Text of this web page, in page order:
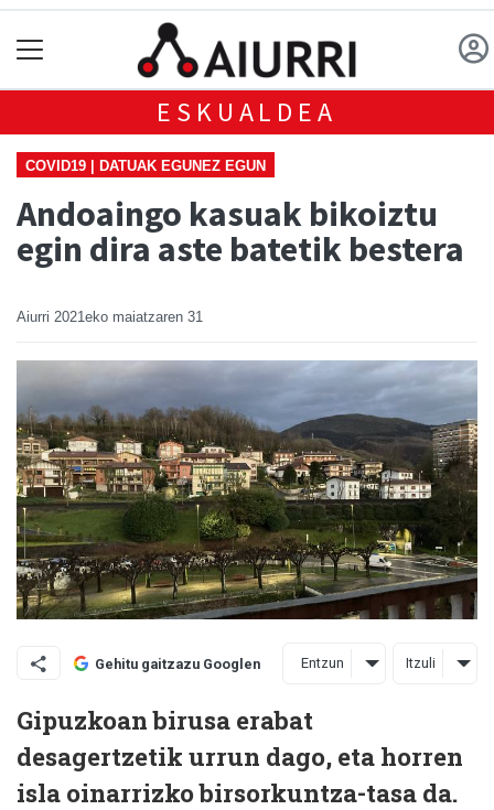
ESKUALDEA
COVID19 | DATUAK EGUNEZ EGUN
Andoaingo kasuak bikoiztu
egin dira aste batetik bestera
Aiurri 2021eko maiatzaren 31
Gehitu gaitzazu Googlen Entzun Itzuli
Gipuzkoan birusa erabat
desagertzetik urrun dago, eta horren
isla oinarrizko birsorkuntza-tasa da.